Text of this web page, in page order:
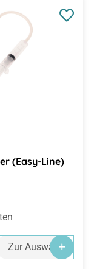
(Easy-Line)
Zur Auswahl